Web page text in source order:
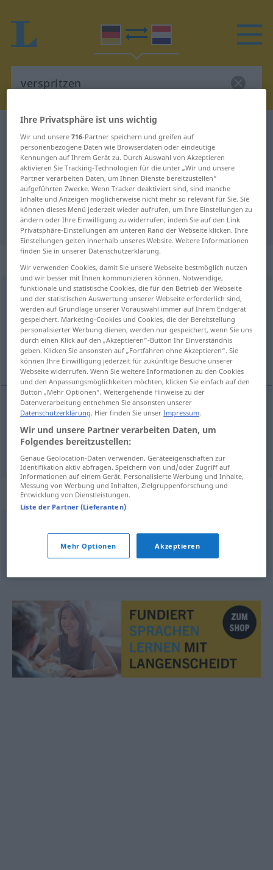
Deutsch-Niederländisch
Übersetzung für "verspritzen"
"verspritzen" Niederländisch
Übersetzung
verspritzen <verspritzen>
Übersicht aller Übersetzungen
(Für mehr Details die Übersetzung anklicken/antippen)
verstuiven, volspatten
verstuiven verspritzen zerstäuben
volspatten verspritzen verschmutzen
Synonyme für "verspritzen"
Ihre Privatsphäre ist uns wichtig
Wir und unsere716-Partner speichern und greifen auf
personenbezogene Daten wie Browserdaten oder eindeutige
Kennungen auf Ihrem Gerät zu. Durch Auswahl von Akzeptieren
aktivieren Sie Tracking-Technologien für die unter „Wir und unsere
Partner verarbeiten Daten, um Ihnen Dienste bereitzustellen“
aufgeführten Zwecke. Wenn Tracker deaktiviert sind, sind manche
Inhalte und Anzeigen möglicherweise nicht mehr so relevant für Sie. Sie
können dieses Menü jederzeit wieder aufrufen, um Ihre Einstellungen zu
ändern oder Ihre Einwilligung zu widerrufen, indem Sie auf den Link
Privatsphäre-Einstellungen am unteren Rand der Webseite klicken. Ihre
Einstellungen gelten innerhalb unseres Website. Weitere Informationen
finden Sie in unserer Datenschutzerklärung.
Wir verwenden Cookies, damit Sie unsere Webseite bestmöglich nutzen
und wir besser mit Ihnen kommunizieren können. Notwendige,
funktionale und statistische Cookies, die für den Betrieb der Webseite
und der statistischen Auswertung unserer Webseite erforderlich sind,
werden auf Grundlage unserer Vorauswahl immer auf Ihrem Endgerät
gespeichert. Marketing-Cookies und Cookies, die der Bereitstellung
personalisierter Werbung dienen, werden nur gespeichert, wenn Sie uns
durch einen Klick auf den „Akzeptieren“-Button Ihr Einverständnis
geben. Klicken Sie ansonsten auf „Fortfahren ohne Akzeptieren“. Sie
können Ihre Einwilligung jederzeit für zukünftige Besuche unserer
Webseite widerrufen. Wenn Sie weitere Informationen zu den Cookies
und den Anpassungsmöglichkeiten möchten, klicken Sie einfach auf den
Button „Mehr Optionen“. Weitergehende Hinweise zu der
Datenverarbeitung entnehmen Sie ansonsten unserer
Datenschutzerklärung. Hier finden Sie unserImpressum.
Wir und unsere Partner verarbeiten Daten, um
Folgendes bereitzustellen:
Genaue Geolocation-Daten verwenden. Geräteeigenschaften zur
Identifikation aktiv abfragen. Speichern von und/oder Zugriff auf
Informationen auf einem Gerät. Personalisierte Werbung und Inhalte,
Messung von Werbung und Inhalten, Zielgruppenforschung und
Entwicklung von Dienstleistungen.
Liste der Partner (Lieferanten)
Mehr Optionen Akzeptieren